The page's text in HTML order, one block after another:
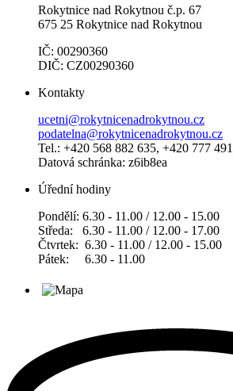
Rokytnice nad Rokytnou č.p. 67
675 25 Rokytnice nad Rokytnou
IČ: 00290360
DIČ: CZ00290360
Kontakty
ucetni@rokytnicenadrokytnou.cz
podatelna@rokytnicenadrokytnou.cz
Tel.: +420 568 882 635, +420 777
Datová schránka: z6ib8ea
Úřední hodiny
Pondělí: 6.30 - 11.00 / 12.00 - 15.00
Středa: 6.30 - 11.00 / 12.00 - 17.00
Čtvrtek: 6.30 - 11.00 / 12.00 - 15.00
Pátek: 6.30 - 11.00